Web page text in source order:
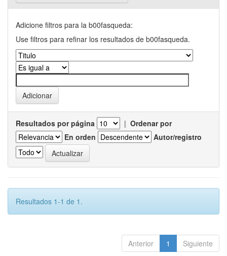
Adicione filtros para la b00fasqueda:
Use filtros para refinar los resultados de b00fasqueda.
Resultados por página | Ordenar por
En orden
Autor/registro
Resultados 1-1 de 1.
Anterior 1 Siguiente